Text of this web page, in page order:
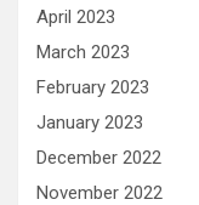
April 2023
March 2023
February 2023
January 2023
December 2022
November 2022